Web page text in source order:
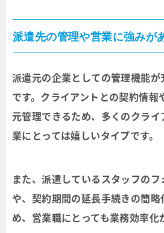
派遣先の管理や営業に強みが
派遣元の企業としての管理機能
です。クライアントとの契約情
元管理できるため、多くのクラ
業にとっては嬉しいタイプです。
また、派遣しているスタッフの
や、契約期間の延長手続きの簡
め、営業職にとっても業務効率化